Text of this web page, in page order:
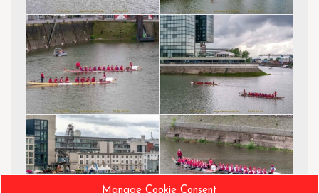
Manage Cookie Consent